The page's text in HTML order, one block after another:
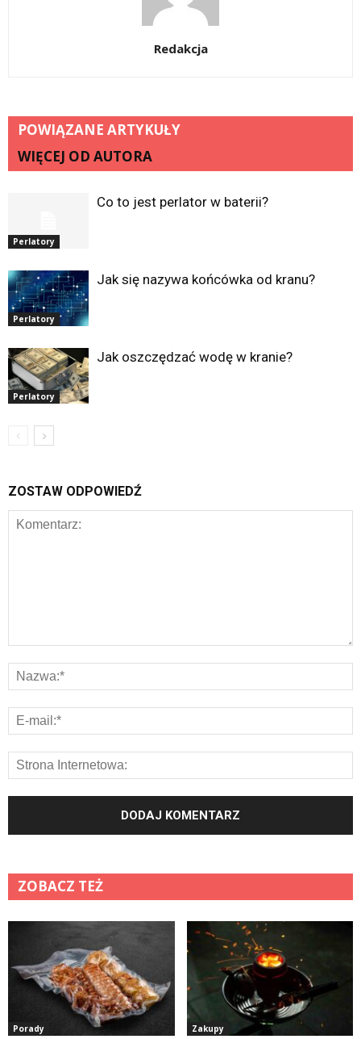
Redakcja
POWIĄZANE ARTYKUŁY
WIĘCEJ OD AUTORA
Perlatory
Co to jest perlator w baterii?
Perlatory
Jak się nazywa końcówka od kranu?
Perlatory
Jak oszczędzać wodę w kranie?
ZOSTAW ODPOWIEDŹ
ZOBACZ TEŻ
Porady Zakupy